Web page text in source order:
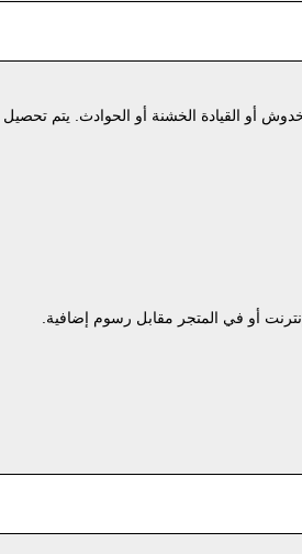
أو القيادة الخشنة أو الحوادث. يتم تحصيل
أو في المتجر مقابل رسوم إضافية.